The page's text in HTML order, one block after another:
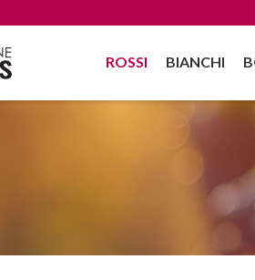
ROSSI BIANCHI